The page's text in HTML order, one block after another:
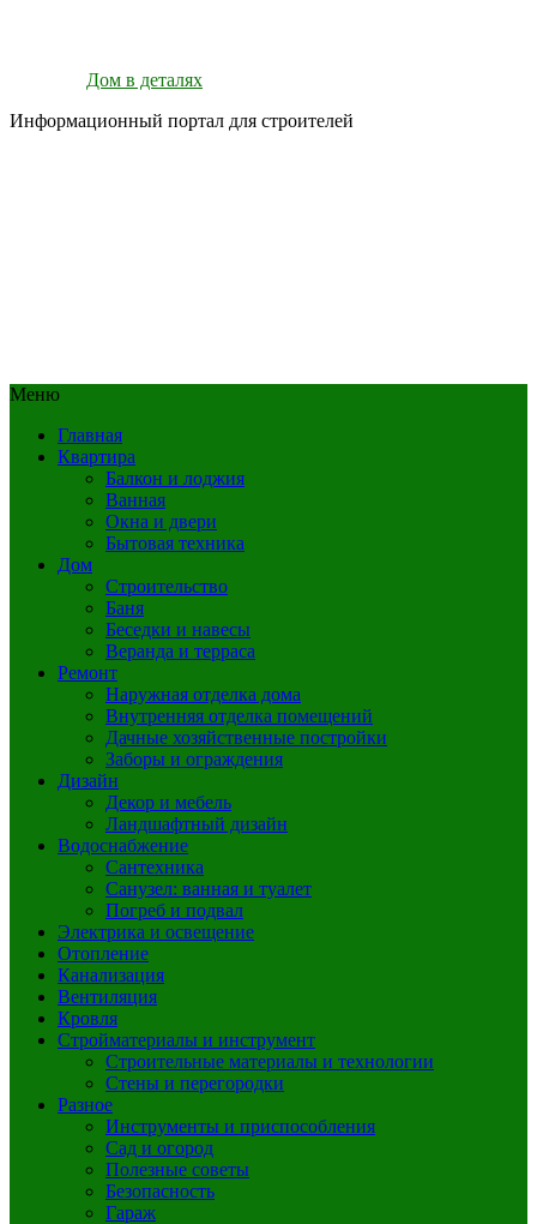
Дом в деталях
Информационный портал для строителей
Меню
Главная
Квартира
Балкон и лоджия
Ванная
Окна и двери
Бытовая техника
Дом
Строительство
Баня
Беседки и навесы
Веранда и терраса
Ремонт
Наружная отделка дома
Внутренняя отделка помещений
Дачные хозяйственные постройки
Заборы и ограждения
Дизайн
Декор и мебель
Ландшафтный дизайн
Водоснабжение
Сантехника
Санузел: ванная и туалет
Погреб и подвал
Электрика и освещение
Отопление
Канализация
Вентиляция
Кровля
Стройматериалы и инструмент
Строительные материалы и технологии
Стены и перегородки
Разное
Инструменты и приспособления
Сад и огород
Полезные советы
Безопасность
Гараж